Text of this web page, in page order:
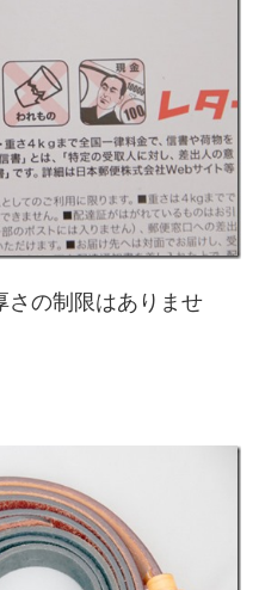
さの制限はありませ